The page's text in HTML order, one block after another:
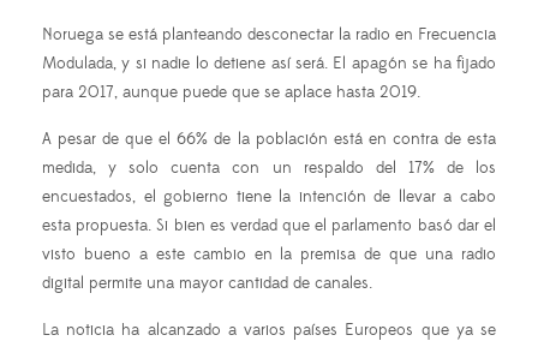
Noruega se está planteando desconectar la radio en Frecuencia
Modulada, y si nadie lo detiene así será. El apagón se ha fijado
para 2017, aunque puede que se aplace hasta 2019.
A pesar de que el 66% de la población está en contra de esta
medida, y solo cuenta con un respaldo del 17% de los
encuestados, el gobierno tiene la intención de llevar a cabo
esta propuesta. Si bien es verdad que el parlamento basó dar el
visto bueno a este cambio en la premisa de que una radio
digital permite una mayor cantidad de canales.
La noticia ha alcanzado a varios países Europeos que ya se